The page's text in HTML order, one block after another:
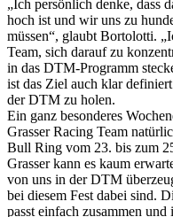
„Ich persönlich denke, dass
hoch ist und wir uns zu
müssen“, glaubt Bortolotti.
Team, sich darauf zu
in das DTM-Programm
ist das Ziel auch klar
der DTM zu holen.
Ein ganz besonderes
Grasser Racing Team
Bull Ring vom 23. bis zum
Grasser kann es kaum
von uns in der DTM
bei diesem Fest dabei sind.
passt einfach zusammen